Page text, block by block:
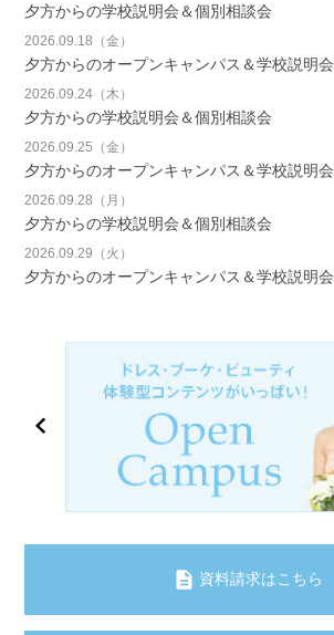
夕方からの学校説明会＆個別相談会
2026.09.18（金）
夕方からのオープンキャンパス＆学校説明会
2026.09.24（木）
夕方からの学校説明会＆個別相談会
2026.09.25（金）
夕方からのオープンキャンパス＆学校説明会
2026.09.28（月）
夕方からの学校説明会＆個別相談会
2026.09.29（火）
夕方からのオープンキャンパス＆学校説明会
資料請求はこちら